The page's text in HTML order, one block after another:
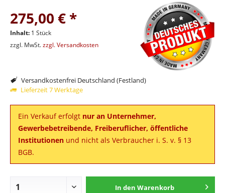
275,00 € *
Inhalt: 1 Stück
zzgl. MwSt.zzgl. Versandkosten
Versandkostenfrei Deutschland (Festland)
Lieferzeit 7 Werktage
Ein Verkauf erfolgt nur an Unternehmer,
Gewerbebetreibende, Freiberuflicher, öffentliche
Institutionen und nicht als Verbraucher i. S. v. § 13
BGB.
In den Warenkorb